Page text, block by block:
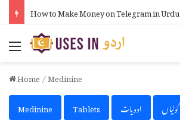
How to Make Money on Telegram in Urdu
Menu
Home/Medinine
Medinine
Tablets ادویات گولیاں